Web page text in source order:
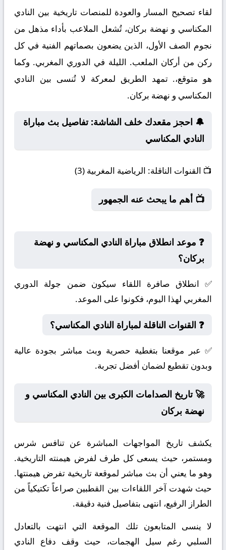
لقاء تصحيح المسار والعودة للمنصات تاريخية بين النادي
المكناسي و نهضة بركان، تُشعل الملاعب بأداء مذهل من
نجوم الصف الأول، الذين يضعون بصماتهم الفنية في كل
ركن من أركان الملعب. الليلة في الدوري المغربي. وكما
هو متوقع،. تمهد الطريق لمعركة لا تُنسى بين النادي
المكناسي و نهضة بركان.
🔔 احجز مقعدك خلف الشاشة: تفاصيل بث مباراة
النادي المكناسي
📺 القنوات الناقلة: الرياضية المغربية (3)
📺 أهم ما يبحث عنه الجمهور
❓ موعد انطلاق مباراة النادي المكناسي و نهضة
بركان؟
✅ انطلاق صافرة اللقاء سيكون ضمن جولة الدوري
المغربي لهذا اليوم، فكونوا على الموعد.
❓ القنوات الناقلة لمباراة النادي المكناسي؟
✅ عبر موقعنا بتغطية حصرية وبث مباشر بجودة عالية
وبدون تقطيع لضمان أفضل تجربة.
🚀 تاريخ الصدامات الكبرى بين النادي المكناسي و
نهضة بركان
يكشف تاريخ المواجهات المباشرة عن تنافس شرس
ومستمر، حيث يسعى كل طرف لفرض هيمنته التاريخية.
وهو ما يعني أن بث مباشر لموقعة تاريخية تفرض هيمنتها.
حيث شهدت آخر اللقاءات بين القطبين صراعاً تكتيكياً من
الطراز الرفيع، انتهى بتفاصيل فنية دقيقة.
لا ينسى المتابعون تلك الموقعة التي انتهت بالتعادل
السلبي رغم سيل الهجمات، حيث وقف دفاع النادي